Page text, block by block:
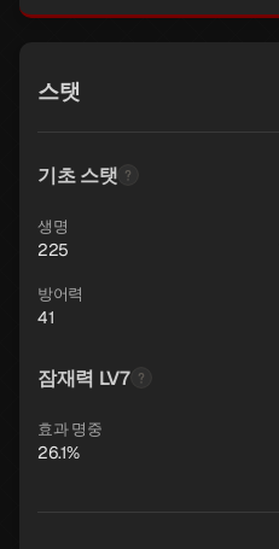
스탯
기초 스탯
생명
225
방어력
41
잠재력 LV7
효과 명중
26.1%